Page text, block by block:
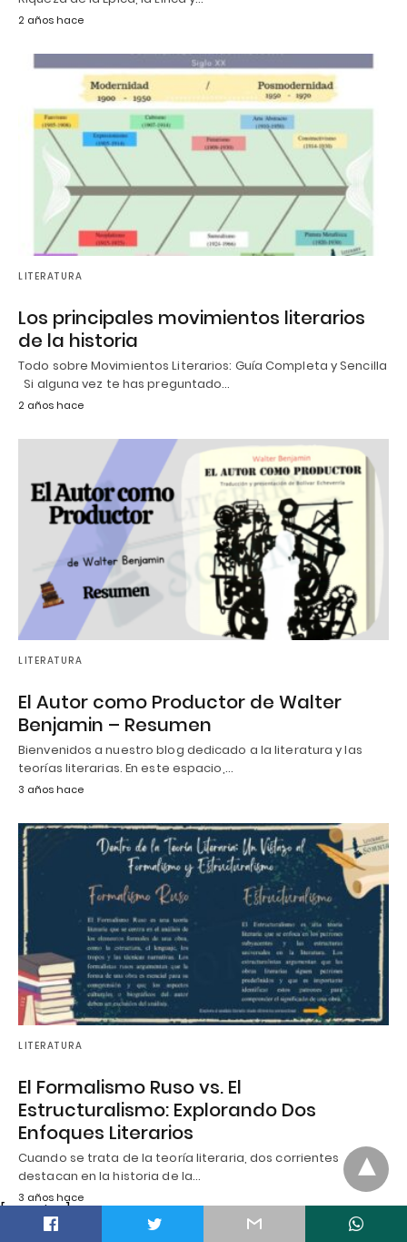
2 años hace
LITERATURA
Los principales movimientos literarios
de la historia
Todo sobre Movimientos Literarios: Guía Completa y Sencilla
Si alguna vez te has preguntado…
2 años hace
LITERATURA
El Autor como Productor de Walter
Benjamin – Resumen
Bienvenidos a nuestro blog dedicado a la literatura y las
teorías literarias. En este espacio,…
3 años hace
LITERATURA
El Formalismo Ruso vs. El
Estructuralismo: Explorando Dos
Enfoques Literarios
Cuando se trata de la teoría literaria, dos corrientes
destacan en la historia de la…
3 años hace
[greeting]